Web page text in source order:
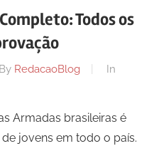
Todos os
By RedacaoBlog
In
Armadas brasileiras é
jovens em todo o país.